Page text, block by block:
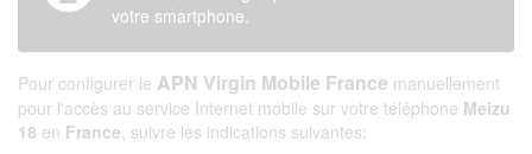
votre smartphone.
Pour configurer le APN Virgin Mobile France manuellement
pour l'accès au service Internet mobile sur votre téléphone Meizu
18 en France, suivre les indications suivantes: